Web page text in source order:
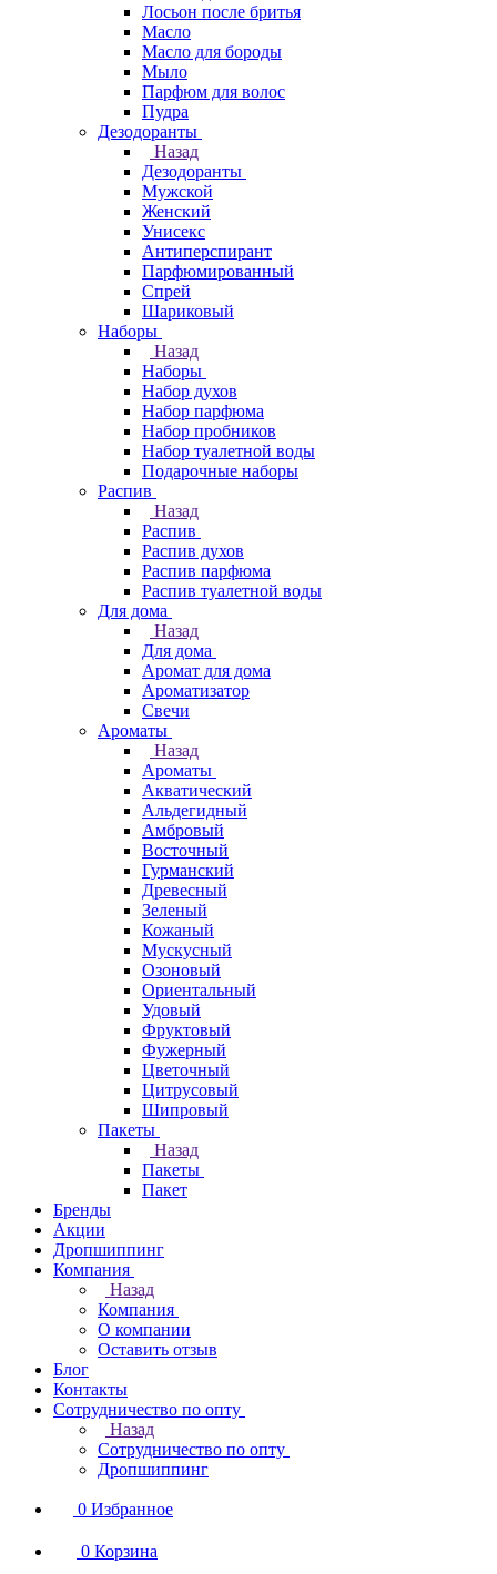
Лосьон после бритья
Масло
Масло для бороды
Мыло
Парфюм для волос
Пудра
Дезодоранты
Назад
Дезодоранты
Мужской
Женский
Унисекс
Антиперспирант
Парфюмированный
Спрей
Шариковый
Наборы
Назад
Наборы
Набор духов
Набор парфюма
Набор пробников
Набор туалетной воды
Подарочные наборы
Распив
Назад
Распив
Распив духов
Распив парфюма
Распив туалетной воды
Для дома
Назад
Для дома
Аромат для дома
Ароматизатор
Свечи
Ароматы
Назад
Ароматы
Акватический
Альдегидный
Амбровый
Восточный
Гурманский
Древесный
Зеленый
Кожаный
Мускусный
Озоновый
Ориентальный
Удовый
Фруктовый
Фужерный
Цветочный
Цитрусовый
Шипровый
Пакеты
Назад
Пакеты
Пакет
Бренды
Акции
Дропшиппинг
Компания
Назад
Компания
О компании
Оставить отзыв
Блог
Контакты
Сотрудничество по опту
Назад
Сотрудничество по опту
Дропшиппинг
0 Избранное
0 Корзина